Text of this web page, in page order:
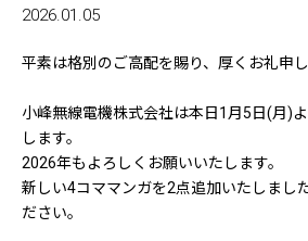
2026.01.05
平素は格別のご高配を賜り、厚くお礼申し
小峰無線電機株式会社は本日1月5日(月)
します。
2026年もよろしくお願いいたします。
新しい4コママンガを2点追加いたしまし
ださい。